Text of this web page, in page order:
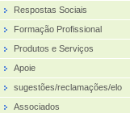
Respostas Sociais
Formação Profissional
Produtos e Serviços
Apoie
sugestões/reclamações/elogios
Associados